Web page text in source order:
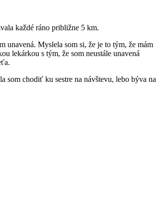
každé ráno približne 5 km.
unavená. Myslela som si, že je to tým, že mám
lekárkou s tým, že som neustále unavená
som chodiť ku sestre na návštevu, lebo býva na